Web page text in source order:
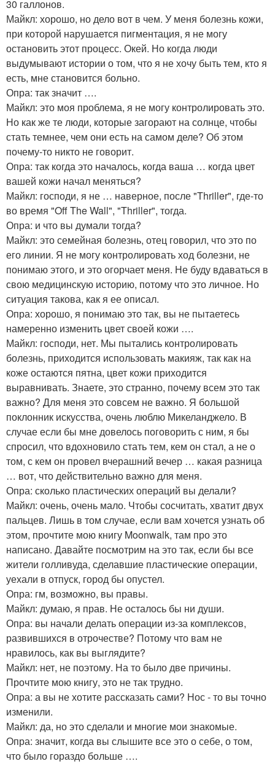
30 галлонов.
Майкл: хорошо, но дело вот в чем. У меня болезнь кожи,
при которой нарушается пигментация, я не могу
остановить этот процесс. Окей. Но когда люди
выдумывают истории о том, что я не хочу быть тем, кто я
есть, мне становится больно.
Опра: так значит ….
Майкл: это моя проблема, я не могу контролировать это.
Но как же те люди, которые загорают на солнце, чтобы
стать темнее, чем они есть на самом деле? Об этом
почему-то никто не говорит.
Опра: так когда это началось, когда ваша … когда цвет
вашей кожи начал меняться?
Майкл: господи, я не … наверное, после "Thriller", где-то
во время "Off The Wall", "Thriller", тогда.
Опра: и что вы думали тогда?
Майкл: это семейная болезнь, отец говорил, что это по
его линии. Я не могу контролировать ход болезни, не
понимаю этого, и это огорчает меня. Не буду вдаваться в
свою медицинскую историю, потому что это личное. Но
ситуация такова, как я ее описал.
Опра: хорошо, я понимаю это так, вы не пытаетесь
намеренно изменить цвет своей кожи ….
Майкл: господи, нет. Мы пытались контролировать
болезнь, приходится использовать макияж, так как на
коже остаются пятна, цвет кожи приходится
выравнивать. Знаете, это странно, почему всем это так
важно? Для меня это совсем не важно. Я большой
поклонник искусства, очень люблю Микеланджело. В
случае если бы мне довелось поговорить с ним, я бы
спросил, что вдохновило стать тем, кем он стал, а не о
том, с кем он провел вчерашний вечер … какая разница
… вот, что действительно важно для меня.
Опра: сколько пластических операций вы делали?
Майкл: очень, очень мало. Чтобы сосчитать, хватит двух
пальцев. Лишь в том случае, если вам хочется узнать об
этом, прочтите мою книгу Moonwalk, там про это
написано. Давайте посмотрим на это так, если бы все
жители голливуда, сделавшие пластические операции,
уехали в отпуск, город бы опустел.
Опра: гм, возможно, вы правы.
Майкл: думаю, я прав. Не осталось бы ни души.
Опра: вы начали делать операции из-за комплексов,
развившихся в отрочестве? Потому что вам не
нравилось, как вы выглядите?
Майкл: нет, не поэтому. На то было две причины.
Прочтите мою книгу, это не так трудно.
Опра: а вы не хотите рассказать сами? Нос - то вы точно
изменили.
Майкл: да, но это сделали и многие мои знакомые.
Опра: значит, когда вы слышите все это о себе, о том,
что было гораздо больше ….